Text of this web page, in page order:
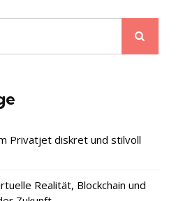
Privatjet diskret und stilvoll
Realität, Blockchain und